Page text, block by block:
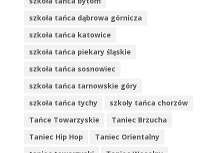
szkoła tańca dąbrowa górnicza
szkoła tańca katowice
szkoła tańca piekary śląskie
szkoła tańca sosnowiec
szkoła tańca tarnowskie góry
szkoła tańca tychy
szkoły tańca chorzów
Tańce Towarzyskie
Taniec Brzucha
Taniec Hip Hop
Taniec Orientalny